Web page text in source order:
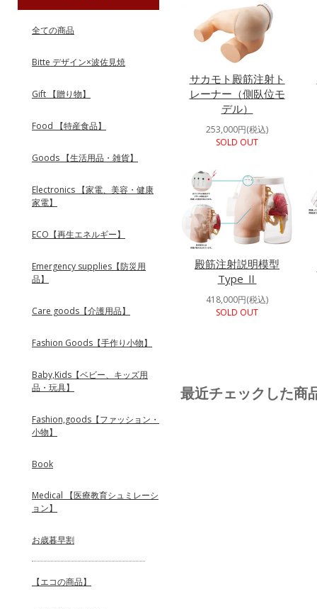
サカモト殿筋注射ト
レーナー（側臥位モ
デル）
253,000円(税込)
SOLD OUT
殿筋注射説明模型
Type Ⅱ
418,000円(税込)
SOLD OUT
最近チェックした商
全ての商品
Bitte デザイン×波佐見焼
Gift 【贈り物】
Food 【特産食品】
Goods 【生活用品・雑貨】
Electronics 【家電、美容・健康
家電】
ECO【再生エネルギー】
Emergency supplies【防災用
品】
Care goods【介護用品】
Fashion Goods【手作り小物】
Baby,Kids【ベビー、キッズ用
品・玩具】
Fashion,goods【ファッション・
小物】
Book
Medical 【医療教育シュミレーシ
ョン】
お歳暮早割
【エコの商品】